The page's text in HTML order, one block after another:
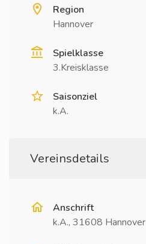
Region
Hannover
Spielklasse
3.Kreisklasse
Saisonziel
k.A.
Vereinsdetails
Anschrift
k.A., 31608 Hannover